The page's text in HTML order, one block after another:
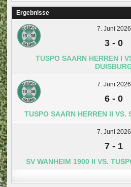
Ergebnisse
7. Juni 2026
3 - 0
TUSPO SAARN HERREN I
UISBURG
7. Juni 2026
6 - 0
TUSPO SAARN HERREN II VS.
7. Juni 2026
7 - 1
SV WANHEIM 1900 II VS.